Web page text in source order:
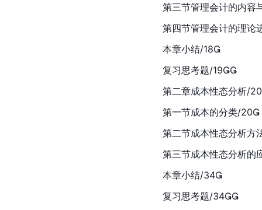
第三节管理会计的内容
第四节管理会计的理论
本章小结/18
复习思考题/19
第二章成本性态分析/
第一节成本的分类/20
第二节成本性态分析方
第三节成本性态分析的
本章小结/34
复习思考题/34